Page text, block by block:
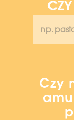
Czy